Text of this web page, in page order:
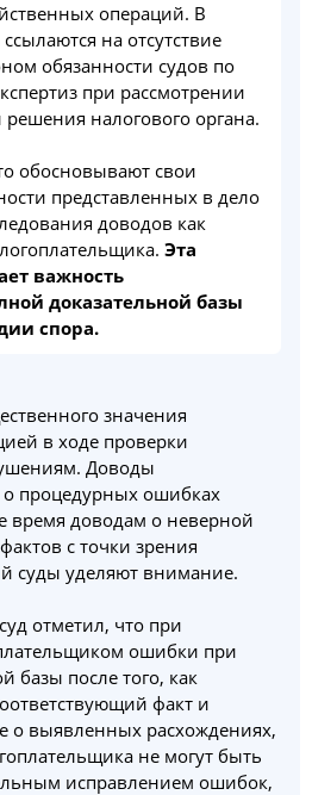
операций. В
на отсутствие
обязанности судов по
при рассмотрении
налогового органа.
обосновывают свои
представленных в дело
доводов как
Эта
важность
доказательной базы
спора.
значения
в ходе проверки
Доводы
процедурных ошибках
время доводам о неверной
с точки зрения
суды уделяют внимание.
отметил, что при
ошибки при
базы после того, как
факт и
о выявленных расхождениях,
не могут быть
исправлением ошибок,